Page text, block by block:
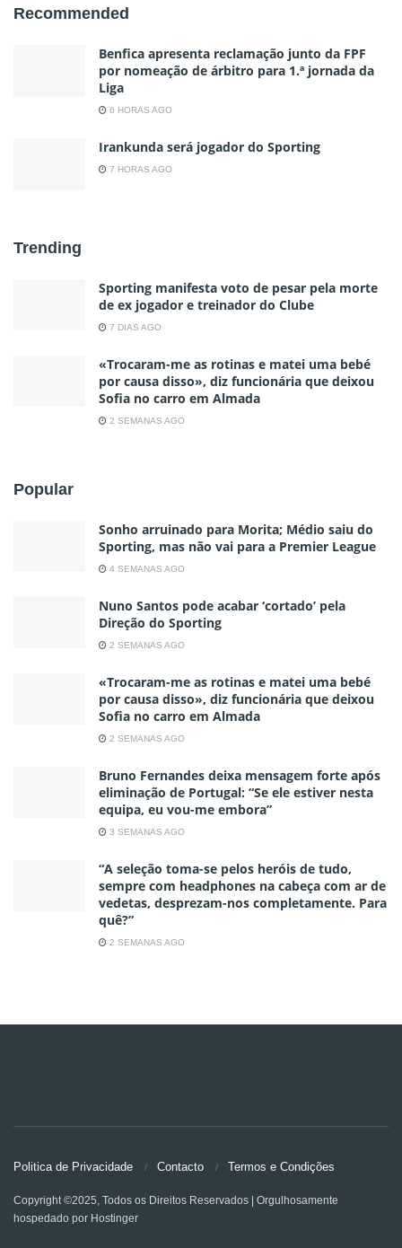
Recommended
Benfica apresenta reclamação junto da FPF
por nomeação de árbitro para 1.ª jornada da
Liga
6 HORAS AGO
Irankunda será jogador do Sporting
7 HORAS AGO
Trending
Sporting manifesta voto de pesar pela morte
de ex jogador e treinador do Clube
7 DIAS AGO
«Trocaram-me as rotinas e matei uma bebé
por causa disso», diz funcionária que deixou
Sofia no carro em Almada
2 SEMANAS AGO
Popular
Sonho arruinado para Morita; Médio saiu do
Sporting, mas não vai para a Premier League
4 SEMANAS AGO
Nuno Santos pode acabar ‘cortado’ pela
Direção do Sporting
2 SEMANAS AGO
«Trocaram-me as rotinas e matei uma bebé
por causa disso», diz funcionária que deixou
Sofia no carro em Almada
2 SEMANAS AGO
Bruno Fernandes deixa mensagem forte após
eliminação de Portugal: “Se ele estiver nesta
equipa, eu vou-me embora”
3 SEMANAS AGO
“A seleção toma-se pelos heróis de tudo,
sempre com headphones na cabeça com ar de
vedetas, desprezam-nos completamente. Para
quê?”
2 SEMANAS AGO
Politica de Privacidade Contacto Termos e Condições
Copyright ©2025, Todos os Direitos Reservados | Orgulhosamente
hospedado por Hostinger